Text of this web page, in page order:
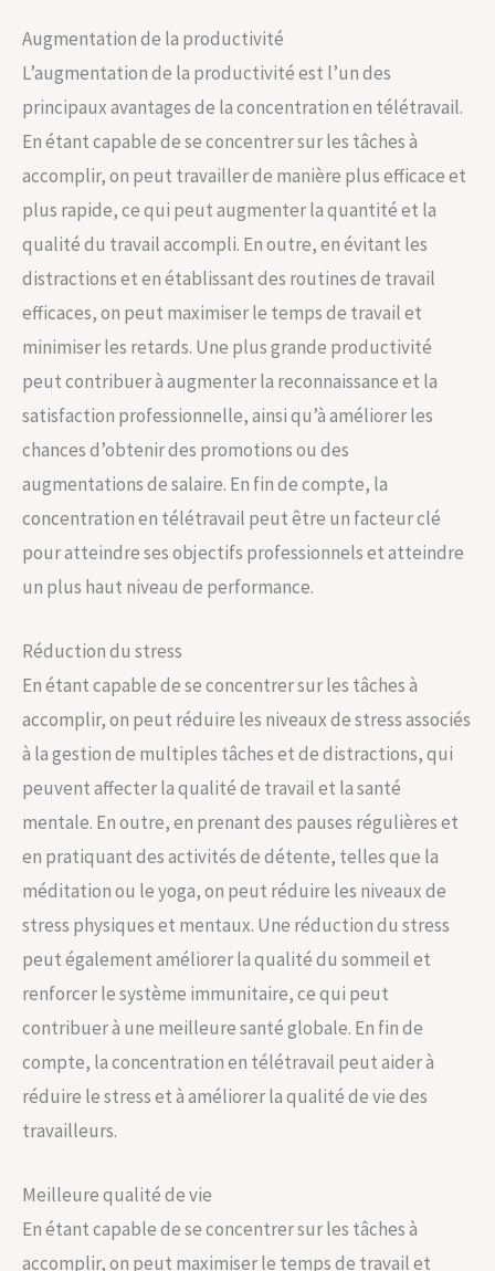
Augmentation de la productivité
L’augmentation de la productivité est l’un des
principaux avantages de la concentration en télétravail.
En étant capable de se concentrer sur les tâches à
accomplir, on peut travailler de manière plus efficace et
plus rapide, ce qui peut augmenter la quantité et la
qualité du travail accompli. En outre, en évitant les
distractions et en établissant des routines de travail
efficaces, on peut maximiser le temps de travail et
minimiser les retards. Une plus grande productivité
peut contribuer à augmenter la reconnaissance et la
satisfaction professionnelle, ainsi qu’à améliorer les
chances d’obtenir des promotions ou des
augmentations de salaire. En fin de compte, la
concentration en télétravail peut être un facteur clé
pour atteindre ses objectifs professionnels et atteindre
un plus haut niveau de performance.
Réduction du stress
En étant capable de se concentrer sur les tâches à
accomplir, on peut réduire les niveaux de stress associés
à la gestion de multiples tâches et de distractions, qui
peuvent affecter la qualité de travail et la santé
mentale. En outre, en prenant des pauses régulières et
en pratiquant des activités de détente, telles que la
méditation ou le yoga, on peut réduire les niveaux de
stress physiques et mentaux. Une réduction du stress
peut également améliorer la qualité du sommeil et
renforcer le système immunitaire, ce qui peut
contribuer à une meilleure santé globale. En fin de
compte, la concentration en télétravail peut aider à
réduire le stress et à améliorer la qualité de vie des
travailleurs.
Meilleure qualité de vie
En étant capable de se concentrer sur les tâches à
accomplir, on peut maximiser le temps de travail et